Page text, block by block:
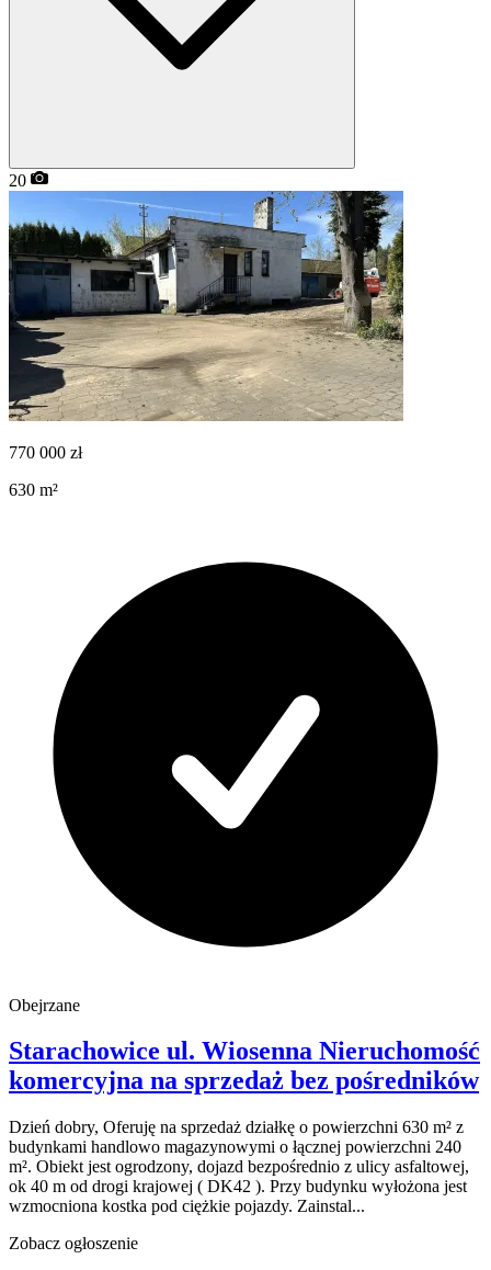
20
770 000 zł
630 m²
Obejrzane
Starachowice ul. Wiosenna Nieruchomość
komercyjna na sprzedaż bez pośredników
Dzień dobry, Oferuję na sprzedaż działkę o powierzchni 630 m² z
budynkami handlowo magazynowymi o łącznej powierzchni 240
m². Obiekt jest ogrodzony, dojazd bezpośrednio z ulicy asfaltowej,
ok 40 m od drogi krajowej ( DK42 ). Przy budynku wyłożona jest
wzmocniona kostka pod ciężkie pojazdy. Zainstal...
Zobacz ogłoszenie